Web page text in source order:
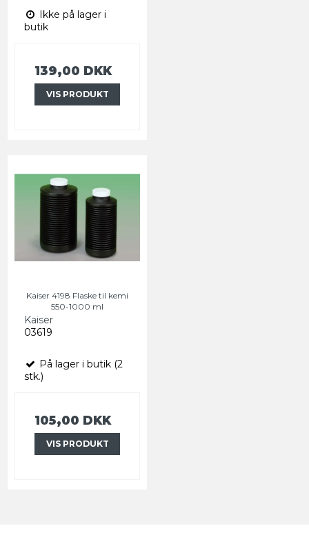
Ikke på lager i
butik
139,00 DKK
VIS PRODUKT
Kaiser 4198 Flaske til kemi
550-1000 ml
Kaiser
03619
På lager i butik (2
stk.)
105,00 DKK
VIS PRODUKT